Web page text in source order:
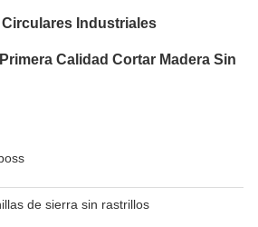
Industriales
Calidad Cortar Madera Sin
de sierra sin rastrillos